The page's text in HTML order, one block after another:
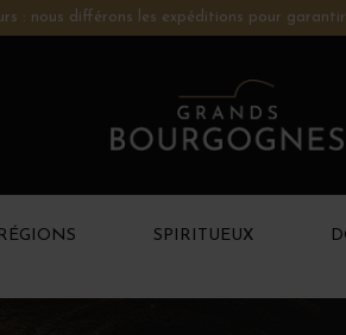
: nous différons les expéditions pour
SPIRITUEUX